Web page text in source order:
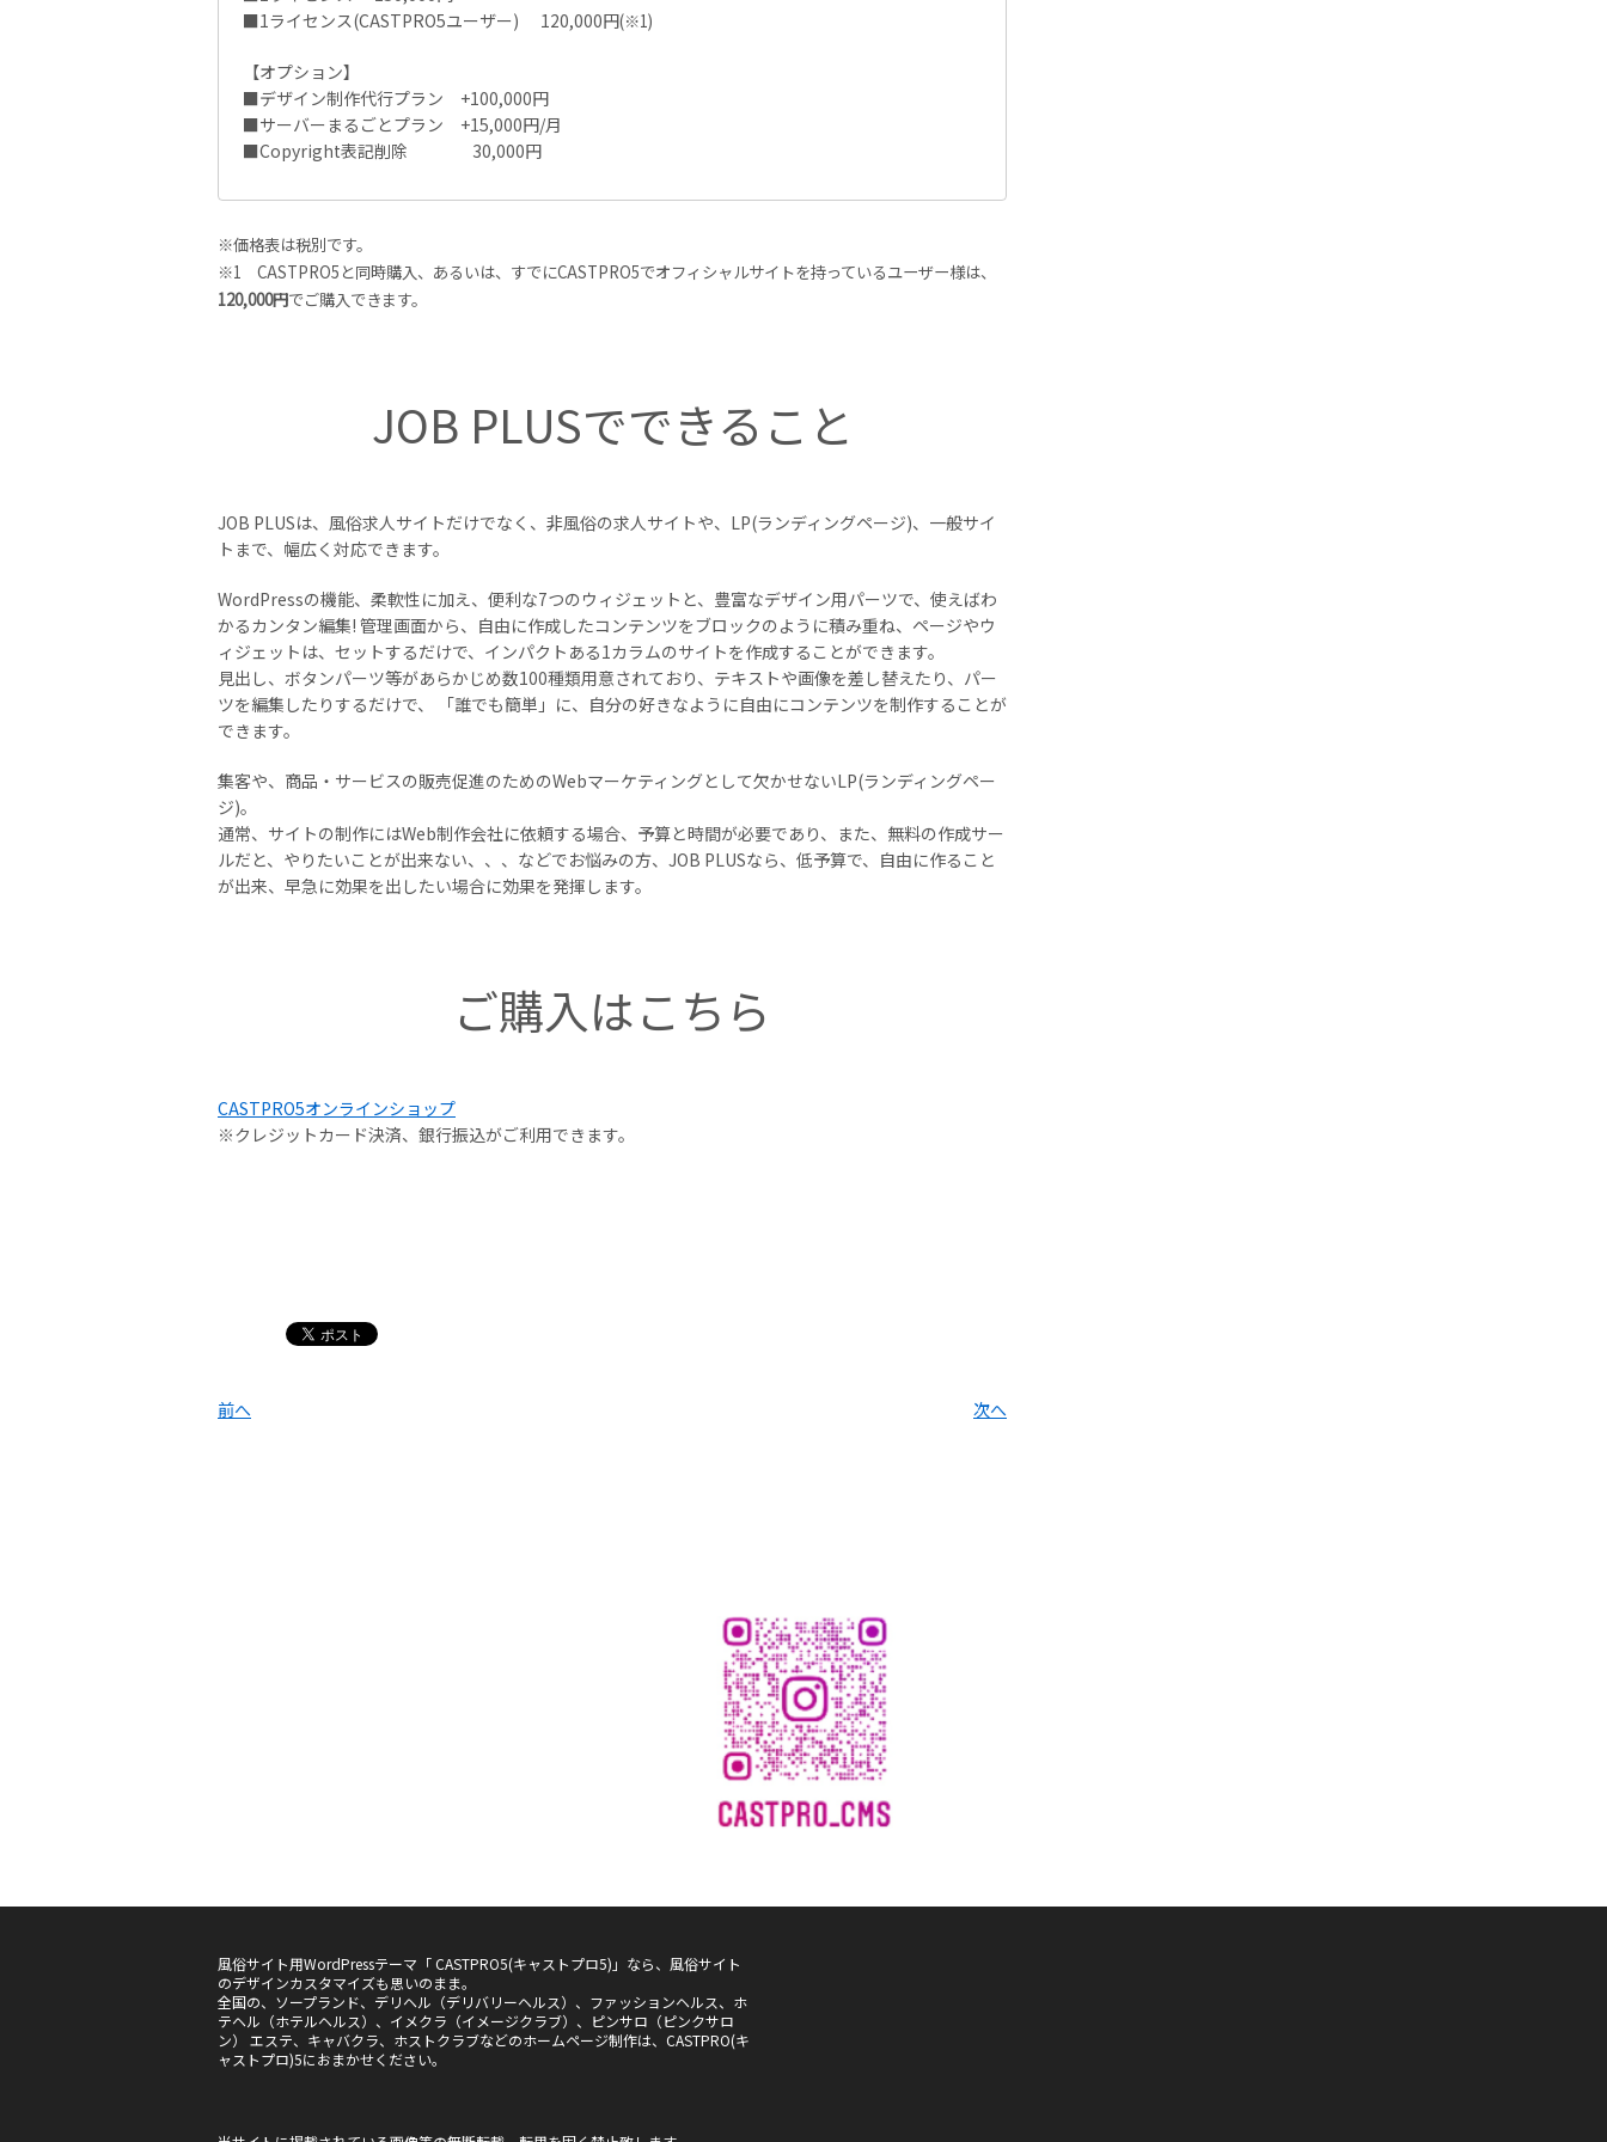
■1ライセンス(CASTPRO5ユーザー) 120,000円(※1)
【オプション】
■デザイン制作代行プラン +100,000円
■サーバーまるごとプラン +15,000円/月
■Copyright表記削除 30,000円
※価格表は税別です。
※1 CASTPRO5と同時購入、あるいは、すでにCASTPRO5でオフィシャルサイトを持っているユーザー様は、
120,000円でご購入できます。
JOB PLUSでできること
JOB PLUSは、風俗求人サイトだけでなく、非風俗の求人サイトや、LP(ランディングページ)、一般サイ
トまで、幅広く対応できます。
WordPressの機能、柔軟性に加え、便利な7つのウィジェットと、豊富なデザイン用パーツで、使えばわ
かるカンタン編集! 管理画面から、自由に作成したコンテンツをブロックのように積み重ね、ページやウ
ィジェットは、セットするだけで、インパクトある1カラムのサイトを作成することができます。
見出し、ボタンパーツ等があらかじめ数100種類用意されており、テキストや画像を差し替えたり、パー
ツを編集したりするだけで、 「誰でも簡単」に、自分の好きなように自由にコンテンツを制作することが
できます。
集客や、商品・サービスの販売促進のためのWebマーケティングとして欠かせないLP(ランディングペー
ジ)。
通常、サイトの制作にはWeb制作会社に依頼する場合、予算と時間が必要であり、また、無料の作成サー
ルだと、やりたいことが出来ない、、、などでお悩みの方、JOB PLUSなら、低予算で、自由に作ること
が出来、早急に効果を出したい場合に効果を発揮します。
ご購入はこちら
CASTPRO5オンラインショップ
※クレジットカード決済、銀行振込がご利用できます。
前へ 次へ
風俗サイト用WordPressテーマ「 CASTPRO5(キャストプロ5)」なら、風俗サイト
のデザインカスタマイズも思いのまま。
全国の、ソープランド、デリヘル（デリバリーヘルス）、ファッションヘルス、ホ
テヘル（ホテルヘルス）、イメクラ（イメージクラブ）、ピンサロ（ピンクサロ
ン） エステ、キャバクラ、ホストクラブなどのホームページ制作は、CASTPRO(キ
ャストプロ)5におまかせください。